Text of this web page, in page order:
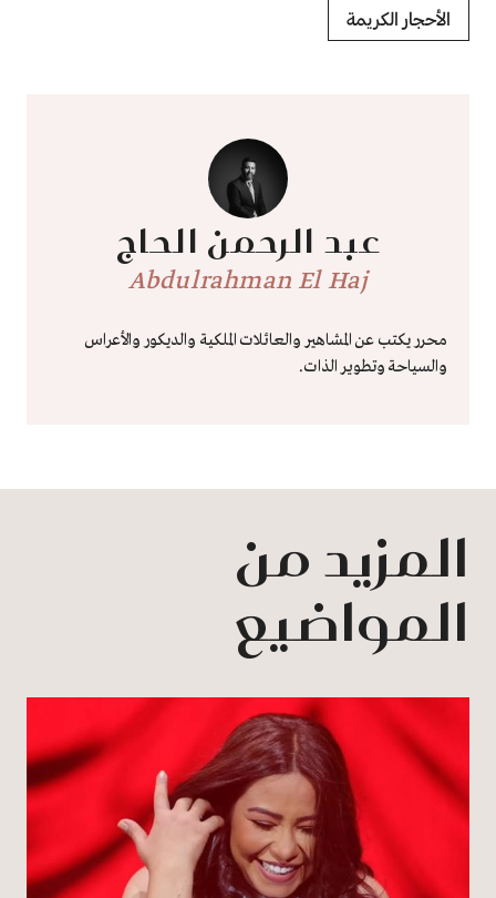
الأحجار الكريمة
عبد الرحمن الحاج
Abdulrahman El Haj
محرر يكتب عن المشاهير والعائلات الملكية والديكور والأعراس
والسياحة وتطوير الذات.
المزيد من
المواضيع